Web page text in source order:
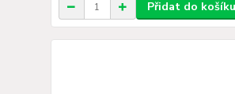
Přidat do košíku